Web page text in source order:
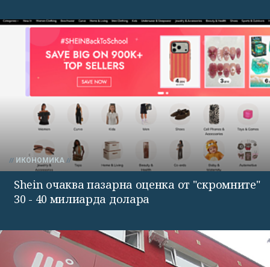
ИКОНОМИКА
Shein очаква пазарна оценка от "скромните"
30 - 40 милиарда долара